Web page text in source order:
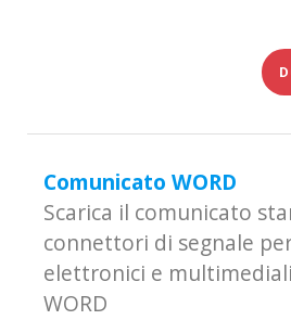
Comunicato WORD
Scarica il comunicato
connettori di segnale
elettronici e
WORD